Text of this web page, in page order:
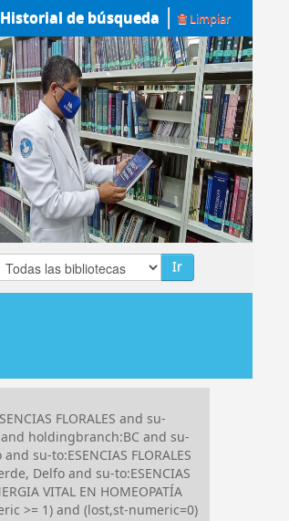
Historial de búsqueda Limpiar
Ir
FLORALES and su-
and holdingbranch:BC and su-
su-to:ESENCIAS FLORALES
Delfo and su-to:ESENCIAS
VITAL EN HOMEOPATÍA
>= 1) and (lost,st-numeric=0)